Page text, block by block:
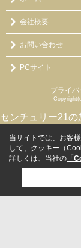
会社概要
お問い合わせ
PCサイト
プライ
センチュリー21の
当サイトでは、お客
して、クッキー（
詳しくは、当社の 「